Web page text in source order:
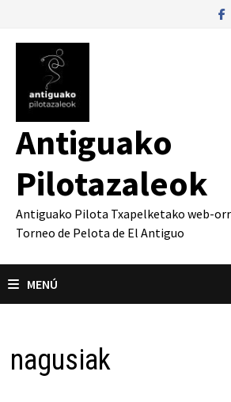
contenido
Antiguako
Pilotazaleok
Antiguako Pilota Txapelketako web-
Torneo de Pelota de El Antiguo
MENÚ
nagusiak